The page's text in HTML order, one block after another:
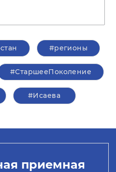
#регионы
#СтаршееПоколение
#Исаева
приемная